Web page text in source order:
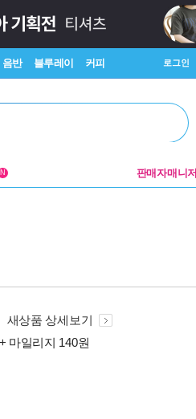
음반 블루레이 커피 로그인
N 판매자매니저
새상품 상세보기
마일리지 140원